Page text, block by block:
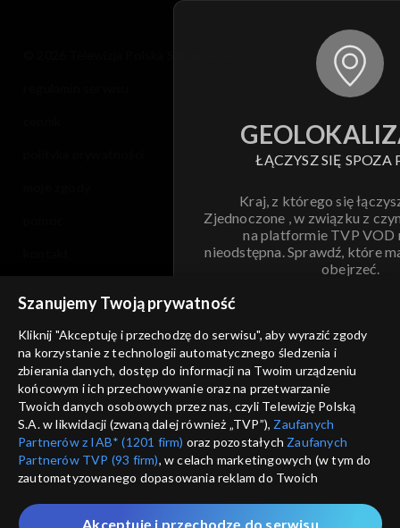
ŁĄCZYSZ SIĘ SPOZA
Kraj, z którego się
Zjednoczone , w związku z
na platformie TVP VOD
nieodstępna. Sprawdź, które
obejrzeć.
ANULUJ
informacje o dostawcy usług
Szanujemy Twoją prywatność
Kliknij "Akceptuję i przechodzę do serwisu", aby wyrazić zgody
na korzystanie z technologii automatycznego śledzenia i
zbierania danych, dostęp do informacji na Twoim urządzeniu
końcowym i ich przechowywanie oraz na przetwarzanie
Twoich danych osobowych przez nas, czyli Telewizję Polską
S.A. w likwidacji (zwaną dalej również „TVP”), Zaufanych
Partnerów z IAB* (1201 firm) oraz pozostałych Zaufanych
Partnerów TVP (93 firm), w celach marketingowych (w tym do
zautomatyzowanego dopasowania reklam do Twoich
które wskazujemy poniżej, a także zgody na udostępnianie
Akceptuję i przechodzę do serwisu